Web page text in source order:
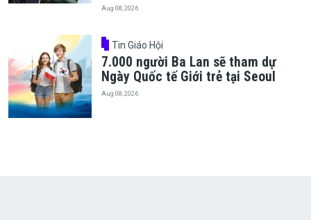
Aug 08, 2026
Tin Giáo Hội
7.000 người Ba Lan sẽ tham dự
Ngày Quốc tế Giới trẻ tại Seoul
Aug 08, 2026